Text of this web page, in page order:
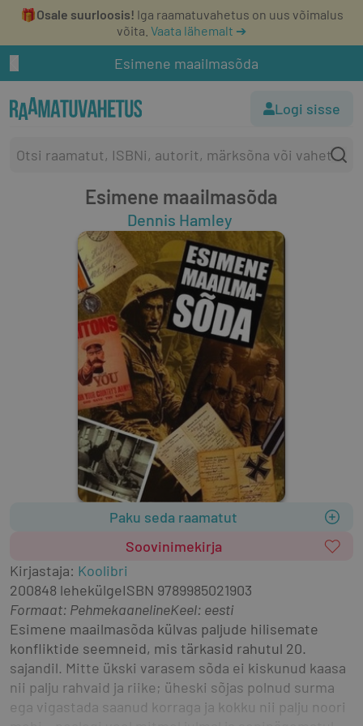
🎁Osale suurloosis! Iga raamatuvahetus on uus võimalus
võita. Vaata lähemalt ➔
Esimene maailmasõda
Logi sisse
Esimene maailmasõda
Dennis Hamley
Paku seda raamatut
Soovinimekirja
Kirjastaja: Koolibri
200848 lehekülgeISBN 9789985021903
Formaat: PehmekaanelineKeel: eesti
Esimene maailmasõda külvas paljude hilisemate
konfliktide seemneid, mis tärkasid rahutul 20.
sajandil. Mitte ükski varasem sõda ei kiskunud kaasa
nii palju rahvaid ja riike; üheski sõjas polnud surma
ega vigastada saanud korraga ja kokku nii palju noori